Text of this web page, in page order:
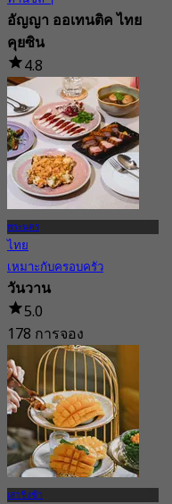
อัญญา ออเทนติค ไทย
คุยซิน
4.8
675 การจอง
จาก฿ 370
พระนคร
ไทย
เหมาะกับครอบครัว
วันวาน
5.0
178 การจอง
จาก
฿ 277.5
เสาชิงช้า